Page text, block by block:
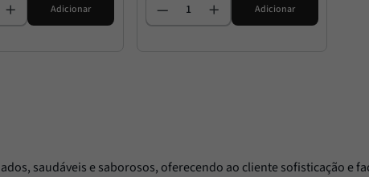
Adicionar Adicionar
saudáveis e saborosos, oferecendo ao cliente sofisticação e